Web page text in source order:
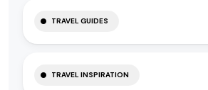
TRAVEL GUIDES
TRAVEL INSPIRATION